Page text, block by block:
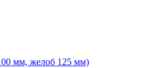
мм, желоб 125 мм)